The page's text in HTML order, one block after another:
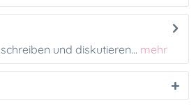
und diskutieren... mehr